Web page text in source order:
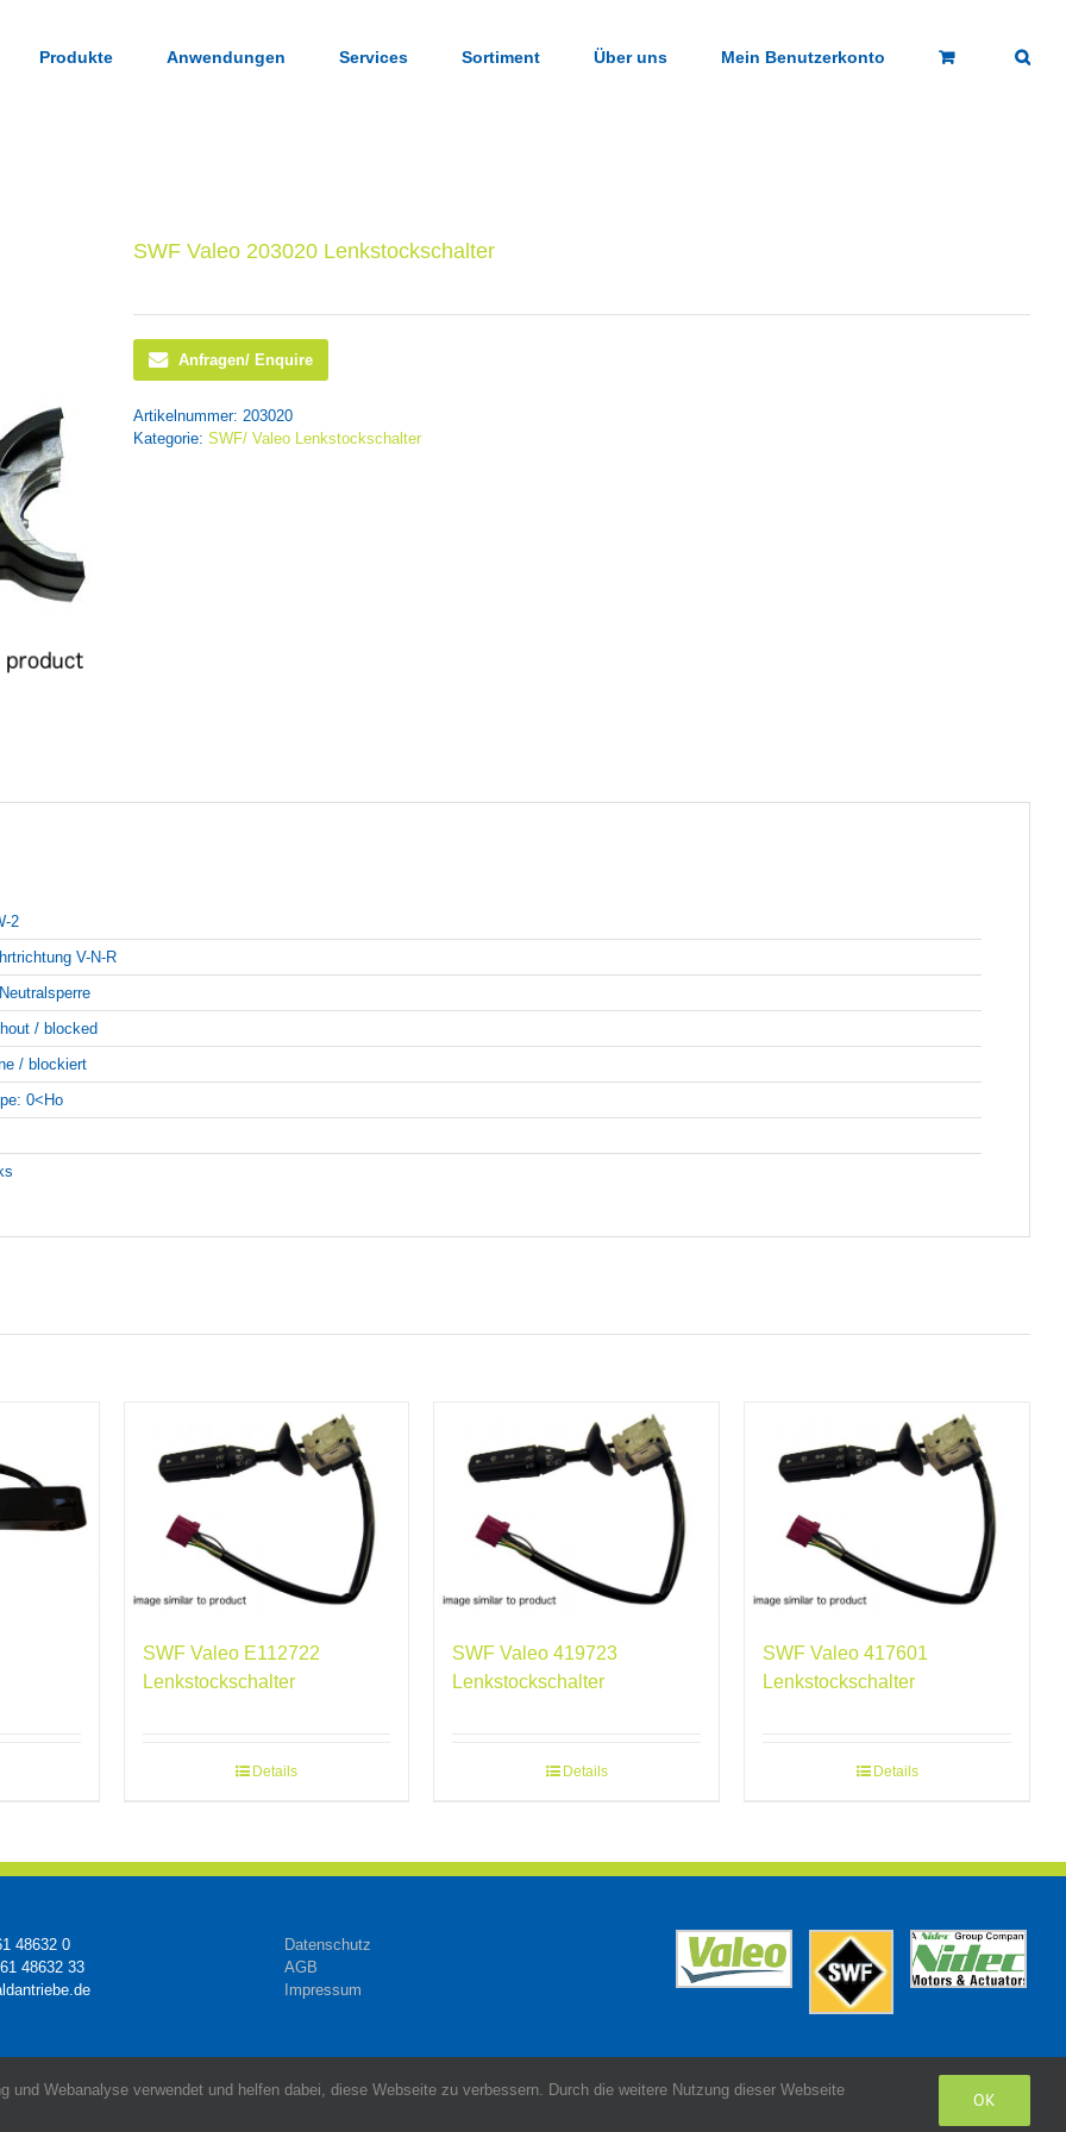
Produkte Anwendungen Services Sortiment Über uns Mein Benutzerkonto
SWF Valeo 203020 Lenkstockschalter
Anfragen/ Enquire
Artikelnummer: 203020
Kategorie: SWF/ Valeo Lenkstockschalter
2
V-N-R
/ blocked
/ blockiert
0<Ho
SWF Valeo E112722
Lenkstockschalter
Details
SWF Valeo 419723
Lenkstockschalter
Details
SWF Valeo 417601
Lenkstockschalter
Details
48632 0
48632 33
Datenschutz
AGB
Impressum
Webanalyse verwendet und helfen dabei, diese Webseite zu verbessern. Durch die weitere Nutzung dieser Webseite
OK